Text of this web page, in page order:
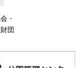
・
団